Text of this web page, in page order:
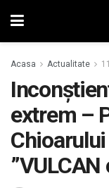
Acasa Actualitate
extrem –
”VULCAN